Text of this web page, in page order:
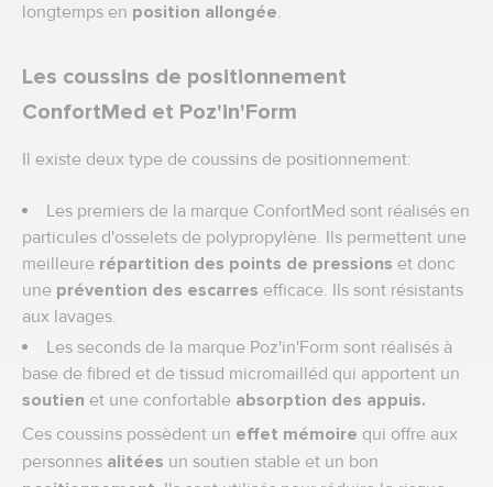
longtemps en position allongée.
Les coussins de positionnement
ConfortMed et Poz'in'Form
Il existe deux type de coussins de positionnement:
Les premiers de la marque ConfortMed sont réalisés en
particules d'osselets de polypropylène. Ils permettent une
meilleure répartition des points de pressions et donc
une prévention des escarres efficace. Ils sont résistants
aux lavages.
Les seconds de la marque Poz'in'Form sont réalisés à
base de fibred et de tissud micromailléd qui apportent un
soutien et une confortable absorption des appuis.
Ces coussins possèdent un effet mémoire qui offre aux
personnes alitées un soutien stable et un bon